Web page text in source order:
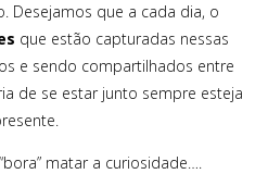
Desejamos que a cada dia, o
que estão capturadas nessas
e sendo compartilhados entre
de se estar junto sempre esteja
matar a curiosidade….